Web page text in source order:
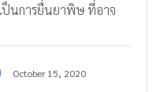
ป็นการยื่นยาพิษ ที่อาจ
October 15, 2020